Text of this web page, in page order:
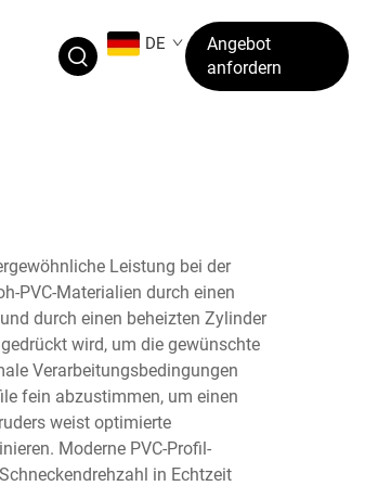
DE
Angebot
anfordern
Leistung bei der
PVC-Materialien durch einen
durch einen beheizten Zylinder
wird, um die gewünschte
Verarbeitungsbedingungen
fein abzustimmen, um einen
weist optimierte
Moderne PVC-Profil-
in Echtzeit